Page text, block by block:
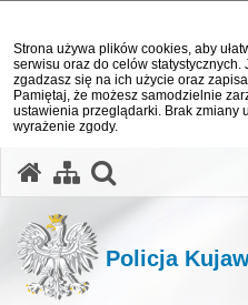
Strona używa plików cookies, aby
serwisu oraz do celów
zgadzasz się na ich użycie oraz
Pamiętaj, że możesz samodzielnie
ustawienia przeglądarki. Brak zmiany
wyrażenie zgody.
Policja